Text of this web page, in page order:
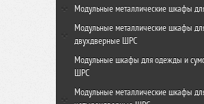
ШРК-24-800
ШРК-28-600
ШРК-28-800
Модульные металлические шкафы
ШРС-11-300
ШРС-11-400
ШРС-11дс-300
Модульные металлические шкафы
двухдверные ШРС
ШРС-12-300
ШРС-12дс-300
Модульные шкафы для одежды и
ШРС
Модульные металлические шкафы